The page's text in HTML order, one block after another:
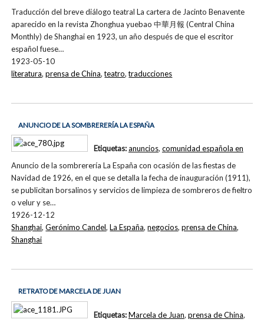
Traducción del breve diálogo teatral La cartera de Jacinto Benavente
aparecido en la revista Zhonghua yuebao 中華月報 (Central China
Monthly) de Shanghai en 1923, un año después de que el escritor
español fuese…
1923-05-10
literatura,prensa de China,teatro,traducciones
ANUNCIO DE LA SOMBRERERÍA LA ESPAÑA
Anuncio de la sombrerería La España con ocasión de las fiestas de
Navidad de 1926, en el que se detalla la fecha de inauguración (1911),
se publicitan borsalinos y servicios de limpieza de sombreros de fieltro
o velur y se…
1926-12-12
Etiquetas:anuncios, comunidad española en
Shanghai,Gerónimo Candel,La España,negocios,prensa de China,
Shanghai
RETRATO DE MARCELA DE JUAN
Etiquetas:Marcela de Juan, prensa de China,